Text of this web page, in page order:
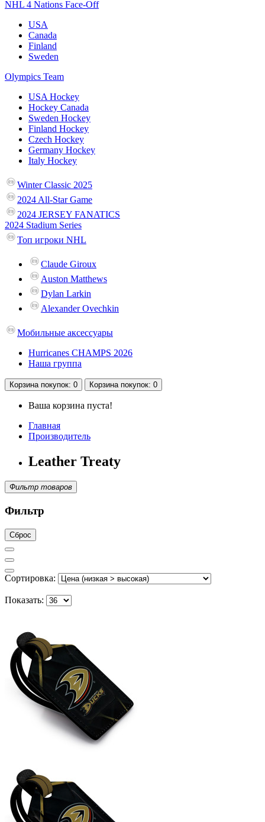
NHL 4 Nations Face-Off
USA
Canada
Finland
Sweden
Olympics Team
USA Hockey
Hockey Canada
Sweden Hockey
Finland Hockey
Czech Hockey
Germany Hockey
Italy Hockey
Winter Classic 2025
2024 All-Star Game
2024 JERSEY FANATICS
2024 Stadium Series
Топ игроки NHL
Claude Giroux
Auston Matthews
Dylan Larkin
Alexander Ovechkin
Мобильные аксессуары
Hurricanes CHAMPS 2026
Наша группа
Корзина покупок: 0 Корзина покупок: 0
Ваша корзина пуста!
Главная
Производитель
Leather Treaty
Фильтр товаров
Фильтр
Сброс
Сортировка:
Показать: